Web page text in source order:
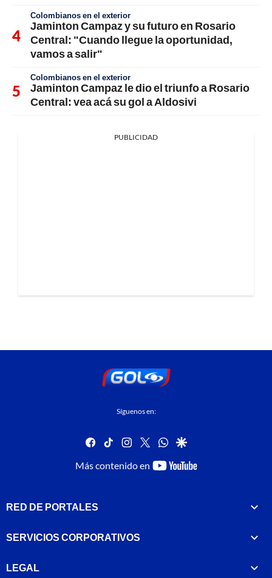
Colombianos en el exterior
Jaminton Campaz y su futuro en Rosario
Central: "Cuando llegue la oportunidad,
vamos a salir"
Colombianos en el exterior
Jaminton Campaz le dio el triunfo a Rosario
Central: vea acá su gol a Aldosivi
PUBLICIDAD
Síguenos en:
facebook
tiktok instagram
twitterwhatsapp
google
Más contenido en
youtube-
RED DE PORTALES
SERVICIOS CORPORATIVOS
LEGAL